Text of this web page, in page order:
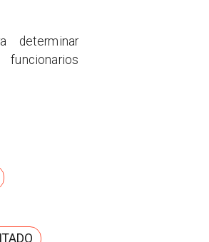
determinar